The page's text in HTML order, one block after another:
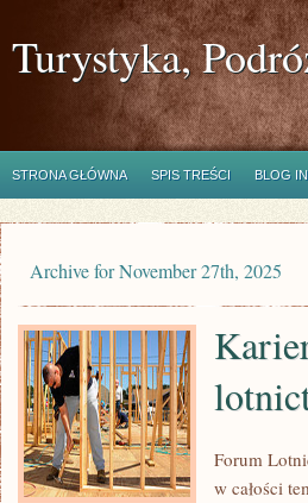
Turystyka,
STRONA GŁÓWNA SPIS TREŚCI BLOG
Archive for November 27th, 2025
Forum
w całości